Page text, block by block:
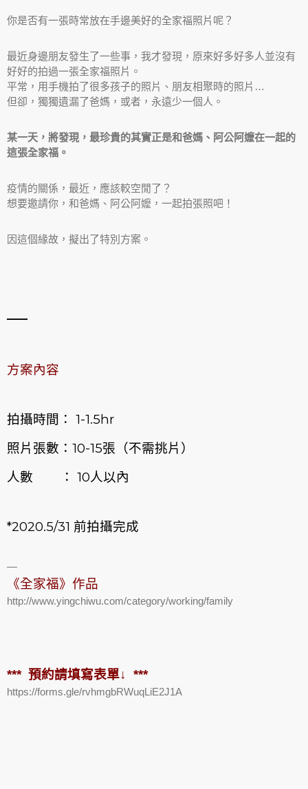
你是否有一張時常放在手邊美好的全家福照片呢？
最近身邊朋友發生了一些事，我才發現，原來好多好多人並沒有
好好的拍過一張全家福照片。
平常，用手機拍了很多孩子的照片、朋友相聚時的照片…
但卻，獨獨遺漏了爸媽，或者，永遠少一個人。
某一天，將發現，最珍貴的其實正是和爸媽、阿公阿嬤在一起的
這張全家福。
疫情的關係，最近，應該較空閒了？
想要邀請你，和爸媽、阿公阿嬤，一起拍張照吧！
因這個緣故，擬出了特別方案。
—
方案內容
拍攝時間： 1-1.5hr
照片張數：10-15張（不需挑片）
人數 ： 10人以內
*2020.5/31 前拍攝完成
—
《全家福》作品
http://www.yingchiwu.com/category/working/family
*** 預約請填寫表單↓ ***
https://forms.gle/rvhmgbRWuqLiE2J1A